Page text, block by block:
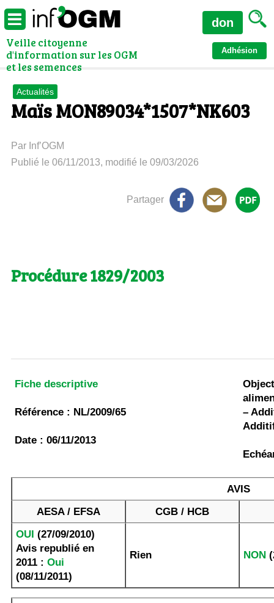
Veille citoyenne
d'information sur les OGM
et les semences
Adhésion
don
Actualités
Maïs MON89034*1507*NK603
Par Inf’OGM
Publié le 06/11/2013, modifié le 09/03/2026
Partager
Procédure 1829/2003
Fiche descriptive
Référence : NL/2009/65
Date : 06/11/2013
–
AVIS
AESA / EFSA
CGB / HCB
OUI (27/09/2010)
Avis republié en
2011 : Oui
(08/11/2011)
Rien NON